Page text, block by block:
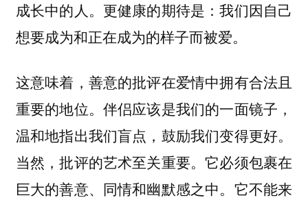
成长中的人。更健康的期待是：我们因自己
想要成为和正在成为的样子而被爱。
这意味着，善意的批评在爱情中拥有合法且
重要的地位。伴侣应该是我们的一面镜子，
温和地指出我们盲点，鼓励我们变得更好。
当然，批评的艺术至关重要。它必须包裹在
巨大的善意、同情和幽默感之中。它不能来